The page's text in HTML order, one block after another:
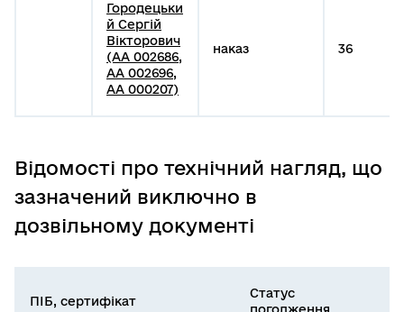
Городецьки
й Сергій
Вікторович
(АА 002686,
АА 002696,
АА 000207)
наказ 36
Відомості про технічний нагляд, що
зазначений виключно в
дозвільному документі
ПІБ, сертифікат
Статус